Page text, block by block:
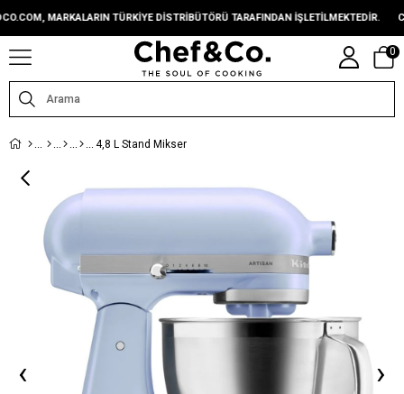
MARKALARIN TÜRKIYE DISTRIBÜTÖRÜ TARAFINDAN IŞLETILMEKTEDIR.
0
4,8 L Stand Mikser
‹ ›